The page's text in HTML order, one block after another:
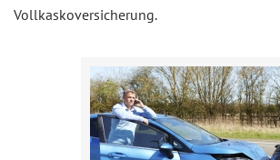
Vollkaskoversicherung.